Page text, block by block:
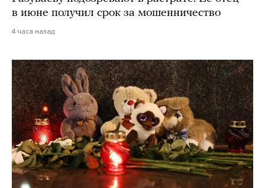
в июне получил срок за мошенничество
4 часа назад